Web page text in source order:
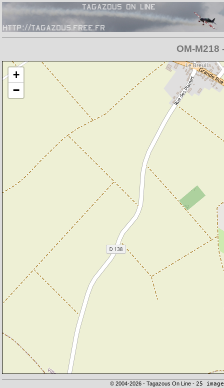
OM-M218
Chargement de la carte en cours
+
−
© 2004-2026 - Tagazous On Line - 25